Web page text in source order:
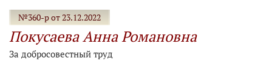
№360-р от 23.12.2022
Покусаева Анна Романовна
За добросовестный труд